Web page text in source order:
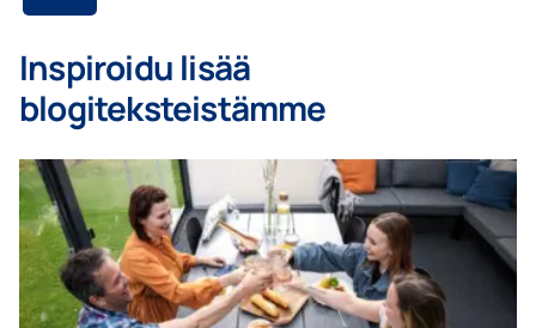
Inspiroidu lisää
blogiteksteistämme